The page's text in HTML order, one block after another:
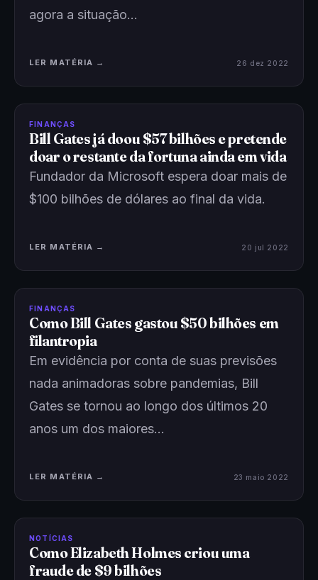
agora a situação…
LER MATÉRIA → 26 dez 2022
FINANÇAS
Bill Gates já doou $57 bilhões e pretende
doar o restante da fortuna ainda em vida
Fundador da Microsoft espera doar mais de
$100 bilhões de dólares ao final da vida.
LER MATÉRIA → 20 jul 2022
FINANÇAS
Como Bill Gates gastou $50 bilhões em
filantropia
Em evidência por conta de suas previsões
nada animadoras sobre pandemias, Bill
Gates se tornou ao longo dos últimos 20
anos um dos maiores…
LER MATÉRIA → 23 maio 2022
NOTÍCIAS
Como Elizabeth Holmes criou uma
fraude de $9 bilhões